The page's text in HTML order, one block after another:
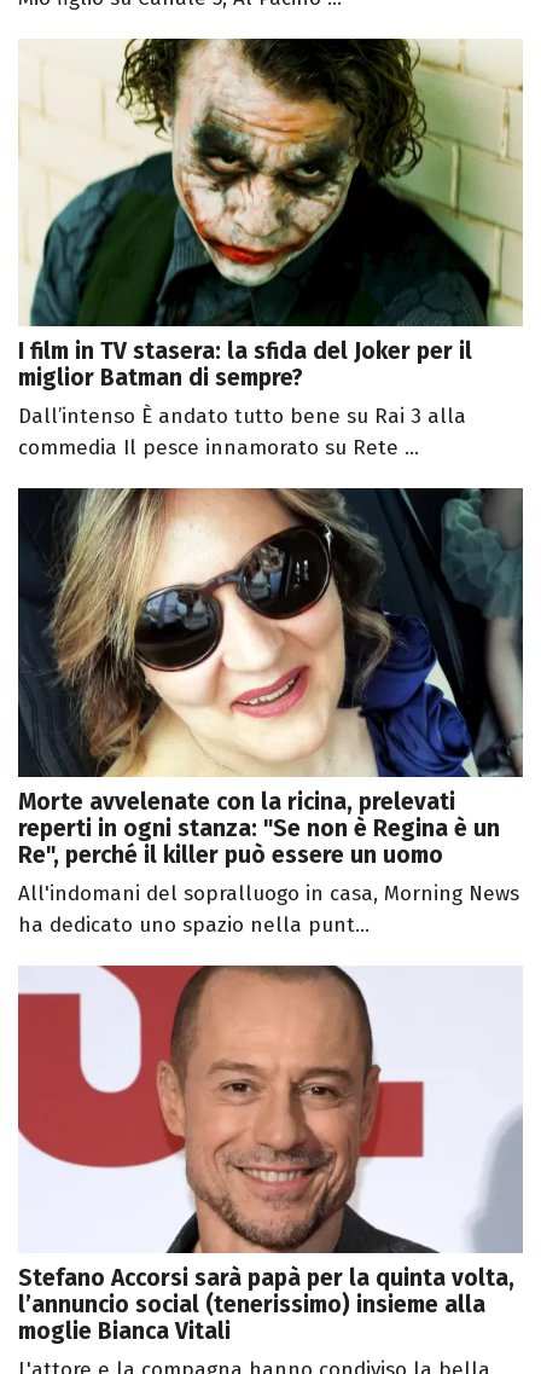
I film in TV stasera: la sfida del Joker per il
miglior Batman di sempre?
Dall’intenso È andato tutto bene su Rai 3 alla
commedia Il pesce innamorato su Rete ...
Morte avvelenate con la ricina, prelevati
reperti in ogni stanza: "Se non è Regina è un
Re", perché il killer può essere un uomo
All'indomani del sopralluogo in casa, Morning News
ha dedicato uno spazio nella punt...
Stefano Accorsi sarà papà per la quinta volta,
l’annuncio social (tenerissimo) insieme alla
moglie Bianca Vitali